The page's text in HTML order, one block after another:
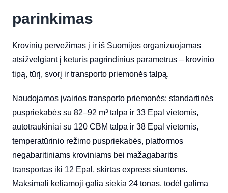
parinkimas
Krovinių pervežimas į ir iš Suomijos organizuojamas
atsižvelgiant į keturis pagrindinius parametrus – krovinio
tipą, tūrį, svorį ir transporto priemonės talpą.
Naudojamos įvairios transporto priemonės: standartinės
puspriekabės su 82–92 m³ talpa ir 33 Epal vietomis,
autotraukiniai su 120 CBM talpa ir 38 Epal vietomis,
temperatūrinio režimo puspriekabės, platformos
negabaritiniams kroviniams bei mažagabaritis
transportas iki 12 Epal, skirtas express siuntoms.
Maksimali keliamoji galia siekia 24 tonas, todėl galima